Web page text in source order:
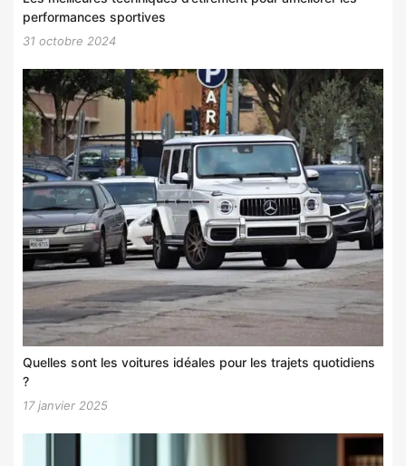
performances sportives
31 octobre 2024
Quelles sont les voitures idéales pour les trajets quotidiens
?
17 janvier 2025